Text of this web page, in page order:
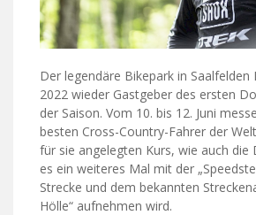
Der legendäre Bikepark in Saalfelden
2022 wieder Gastgeber des ersten
der Saison. Vom 10. bis 12. Juni
besten Cross-Country-Fahrer der
für sie angelegten Kurs, wie auch die
es ein weiteres Mal mit der
Strecke und dem bekannten
Hölle“ aufnehmen wird.